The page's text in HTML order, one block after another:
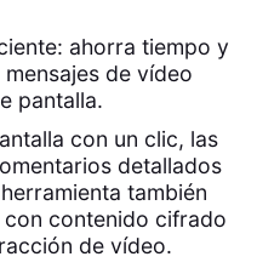
ahorra tiempo y
de vídeo
pantalla.
con un clic, las
detallados
también
contenido cifrado
de vídeo.